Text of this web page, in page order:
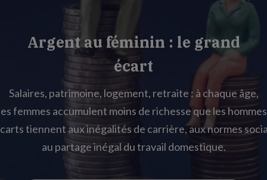
Argent au féminin : le grand
écart
Salaires, patrimoine, logement, retraite : à chaque âge,
femmes accumulent moins de richesse que les
tiennent aux inégalités de carrière, aux normes
au partage inégal du travail domestique.